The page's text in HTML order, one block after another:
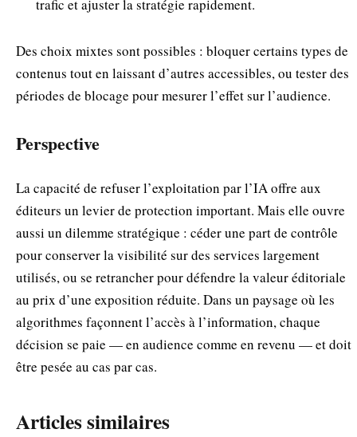
trafic et ajuster la stratégie rapidement.
Des choix mixtes sont possibles : bloquer certains types de
contenus tout en laissant d’autres accessibles, ou tester des
périodes de blocage pour mesurer l’effet sur l’audience.
Perspective
La capacité de refuser l’exploitation par l’IA offre aux
éditeurs un levier de protection important. Mais elle ouvre
aussi un dilemme stratégique : céder une part de contrôle
pour conserver la visibilité sur des services largement
utilisés, ou se retrancher pour défendre la valeur éditoriale
au prix d’une exposition réduite. Dans un paysage où les
algorithmes façonnent l’accès à l’information, chaque
décision se paie — en audience comme en revenu — et doit
être pesée au cas par cas.
Articles similaires